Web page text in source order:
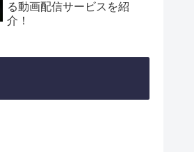
る動画配信サービスを紹
介！